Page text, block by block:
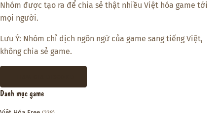
Nhóm được tạo ra để chia sẻ thật nhiều Việt hóa game tới
mọi người.
Lưu Ý: Nhóm chỉ dịch ngôn ngữ của game sang tiếng Việt,
không chia sẻ game.
Danh mục game